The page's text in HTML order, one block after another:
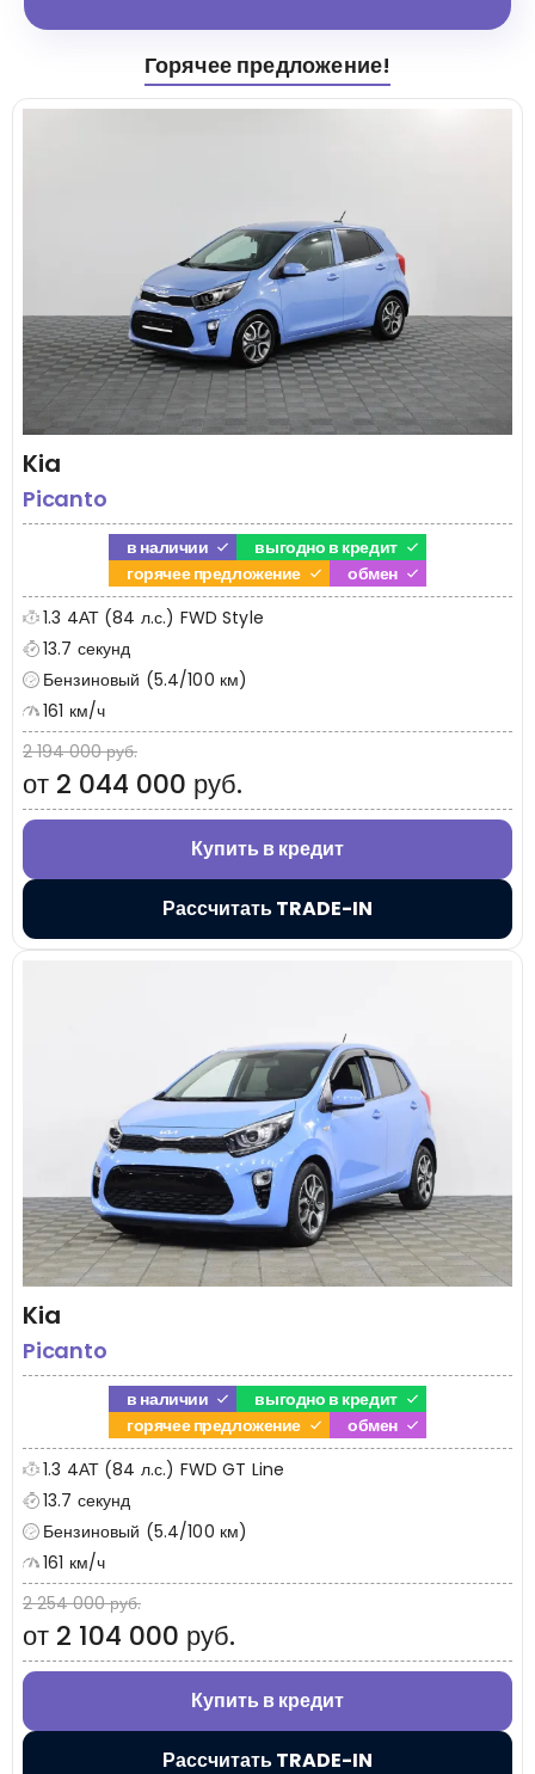
Горячее предложение!
Kia
Picanto
в наличии
выгодно в кредит
горячее предложение
обмен
1.3 4АТ (84 л.с.) FWD Style
13.7 секунд
Бензиновый (5.4/100 км)
161 км/ч
2 194 000 руб.
от 2 044 000 руб.
Купить в кредит
Рассчитать TRADE-IN
Kia
Picanto
в наличии
выгодно в кредит
горячее предложение
обмен
1.3 4АТ (84 л.с.) FWD GT Line
13.7 секунд
Бензиновый (5.4/100 км)
161 км/ч
2 254 000 руб.
от 2 104 000 руб.
Купить в кредит
Рассчитать TRADE-IN